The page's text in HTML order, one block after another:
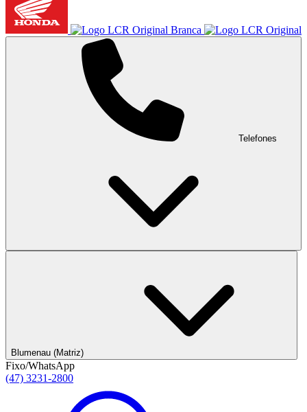
Telefones
Blumenau (Matriz)
Fixo/WhatsApp
(47) 3231-2800